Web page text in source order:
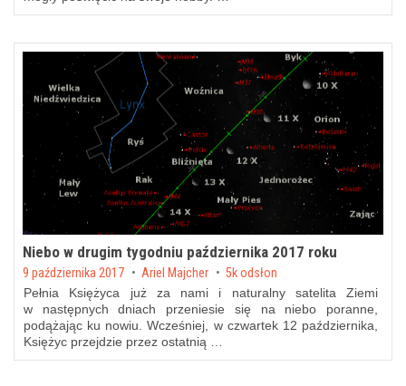
Niebo w drugim tygodniu października 2017 roku
Posted on
9 października 2017 by Ariel Majcher 5k odsłon
Pełnia Księżyca już za nami i naturalny satelita Ziemi
w następnych dniach przeniesie się na niebo poranne,
podążając ku nowiu. Wcześniej, w czwartek 12 października,
Księżyc przejdzie przez ostatnią …